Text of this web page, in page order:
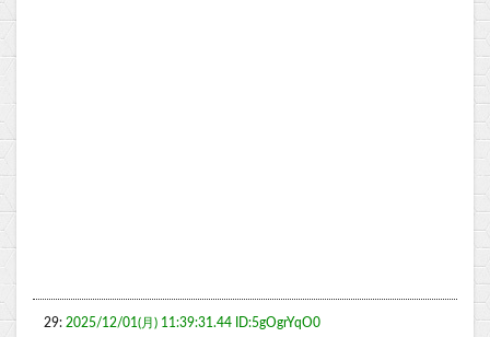
29: 2025/12/01(月) 11:39:31.44 ID:5gOgrYqO0